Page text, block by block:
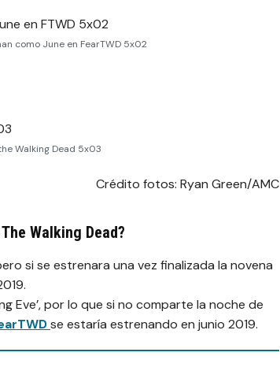
como June en FearTWD 5x02
Walking Dead 5x03
Crédito fotos: Ryan Green/AMC
Walking Dead?
si se estrenara una vez finalizada la novena
Eve’, por lo que si no comparte la noche de
se estaría estrenando en junio 2019.